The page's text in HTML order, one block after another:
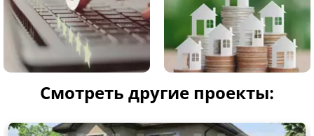
Смотреть другие проекты: